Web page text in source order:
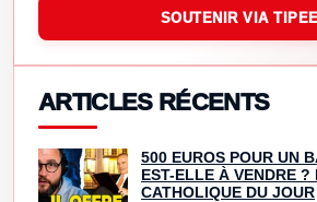
SOUTENIR VIA
ARTICLES RÉCENTS
500 EUROS POUR UN
EST-ELLE À VENDRE ?
CATHOLIQUE DU JOUR